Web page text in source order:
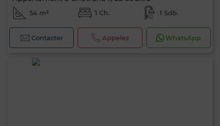
54 m² 1 Ch. 1 Sdb.
Contacter Appelez WhatsApp